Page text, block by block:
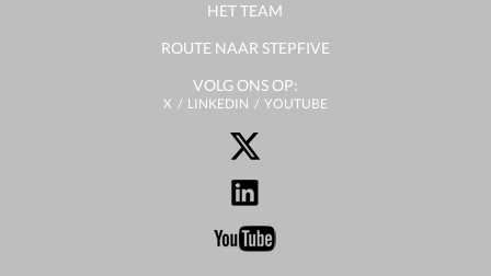
HET TEAM
ROUTE NAAR STEPFIVE
VOLG ONS OP:
X LINKEDIN YOUTUBE